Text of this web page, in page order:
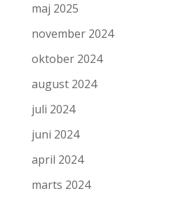
maj 2025
november 2024
oktober 2024
august 2024
juli 2024
juni 2024
april 2024
marts 2024